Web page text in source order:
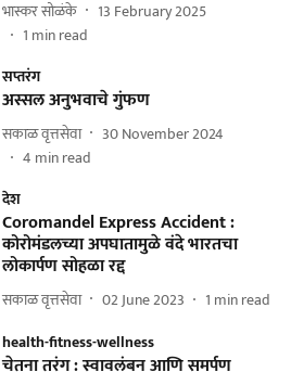
भास्कर सोळंके
13 February 2025
1 min read
सप्तरंग
अस्सल अनुभवाचे गुंफण
सकाळ वृत्तसेवा
30 November 2024
4 min read
देश
Coromandel Express Accident :
कोरोमंडलच्या अपघातामुळे वंदे भारतचा
लोकार्पण सोहळा रद्द
सकाळ वृत्तसेवा 02 June 2023 1 min read
health-fitness-wellness
चेतना तरंग : स्वावलंबन आणि समर्पण